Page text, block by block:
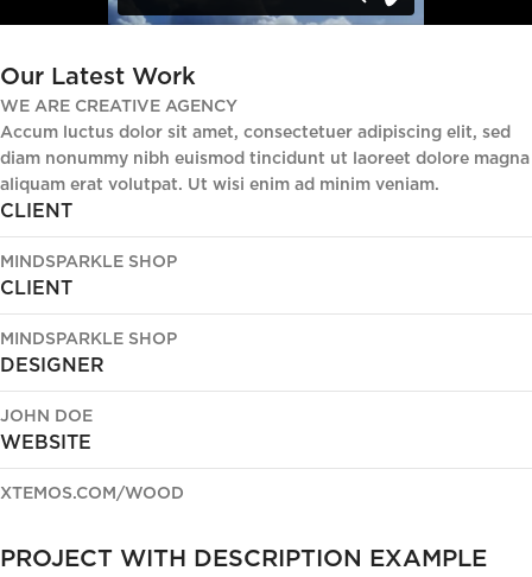
Our Latest Work
WE ARE CREATIVE AGENCY
Accum luctus dolor sit amet, consectetuer adipiscing elit, sed
diam nonummy nibh euismod tincidunt ut laoreet dolore magna
aliquam erat volutpat. Ut wisi enim ad minim veniam.
CLIENT
MINDSPARKLE SHOP
CLIENT
MINDSPARKLE SHOP
DESIGNER
JOHN DOE
WEBSITE
XTEMOS.COM/WOOD
PROJECT WITH DESCRIPTION EXAMPLE